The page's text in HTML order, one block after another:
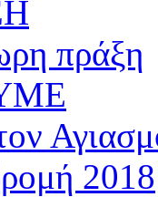
πράξη
2018